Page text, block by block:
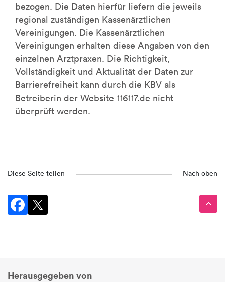
bezogen. Die Daten hierfür liefern die jeweils
regional zuständigen Kassenärztlichen
Vereinigungen. Die Kassenärztlichen
Vereinigungen erhalten diese Angaben von den
einzelnen Arztpraxen. Die Richtigkeit,
Vollständigkeit und Aktualität der Daten zur
Barrierefreiheit kann durch die KBV als
Betreiberin der Website 116117.de nicht
überprüft werden.
Diese Seite teilen Nach oben
Herausgegeben von